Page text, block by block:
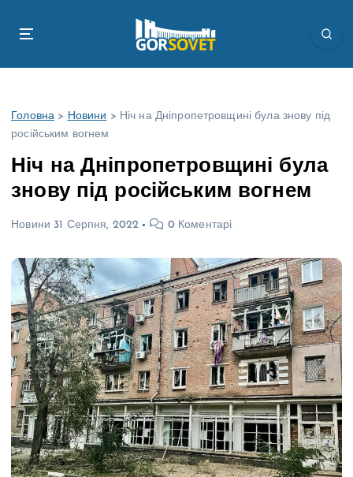
Головна > Новини > Ніч на Дніпропетровщині була знову під
російським вогнем
Ніч на Дніпропетровщині була
знову під російським вогнем
Новини 31 Серпня, 2022 0 Коментарі